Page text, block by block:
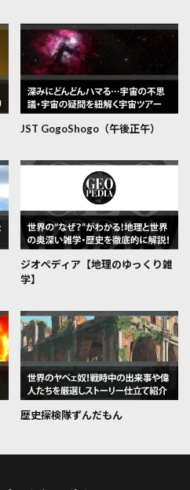
JST GogoShogo（午後正午）
ジオぺディア【地理のゆっくり雑
学】
歴史探検隊ずんだもん